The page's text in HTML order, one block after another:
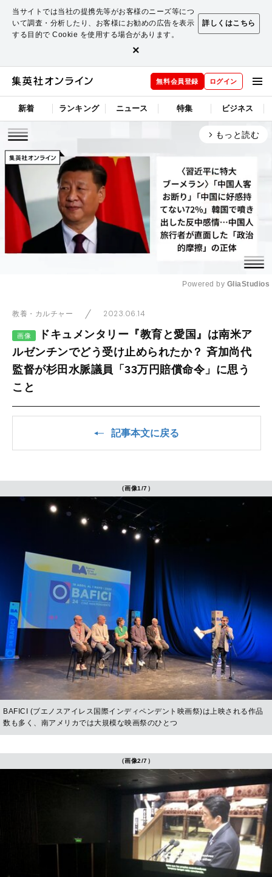
当サイトでは当社の提携先等がお客様のニーズ等につ
いて調査・分析したり、お客様にお勧めの広告を表示
する目的で Cookie を使用する場合があります。
詳しくはこちら
×
無料会員登録 ログイン
新着 ランキング ニュース 特集 ビジネス
arrow_forward_ios もっと読む
Powered by GliaStudios
教養・カルチャー 2023.06.14
画像
ドキュメンタリー『教育と愛国』は南米ア
ルゼンチンでどう受け止められたか？ 斉加尚代
監督が杉田水脈議員「33万円賠償命令」に思う
こと
記事本文に戻る
（画像1/7）
BAFICI (ブエノスアイレス国際インディペンデント映画祭)は上映される作品
数も多く、南アメリカでは大規模な映画祭のひとつ
（画像2/7）